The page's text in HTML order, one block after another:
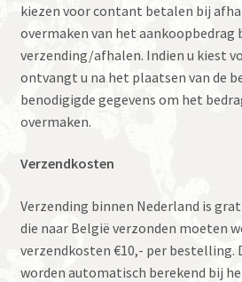
kiezen voor contant betalen bij
overmaken van het aankoopbedrag
verzending/afhalen. Indien u kiest
ontvangt u na het plaatsen van de
benodigigde gegevens om het
overmaken.
Verzendkosten
Verzending binnen Nederland is
die naar België verzonden moeten
verzendkosten €10,- per bestelling.
worden automatisch berekend bij